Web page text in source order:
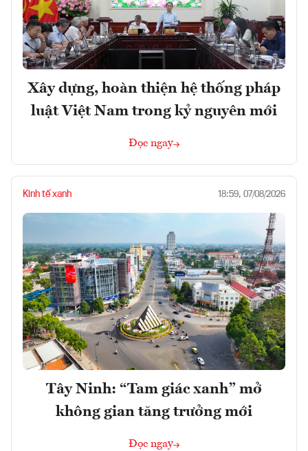
Xây dựng, hoàn thiện hệ thống pháp
luật Việt Nam trong kỷ nguyên mới
Đọc ngay
Kinh tế xanh 18:59, 07/08/2026
Tây Ninh: “Tam giác xanh” mở
không gian tăng trưởng mới
Đọc ngay